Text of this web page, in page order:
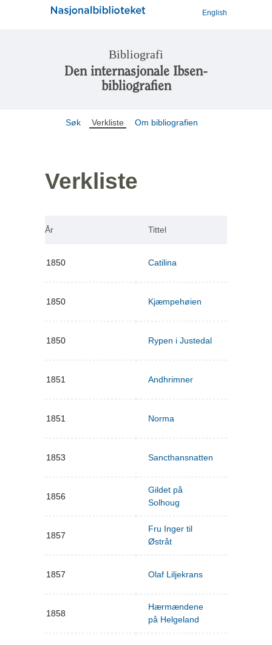
English
Bibliografi
Den internasjonale Ibsen-
bibliografien
Søk Verkliste Om bibliografien
Verkliste
År Tittel
1850 Catilina
1850 Kjæmpehøien
1850 Rypen i Justedal
1851 Andhrimner
1851 Norma
1853 Sancthansnatten
1856
Gildet på
Solhoug
1857
Fru Inger til
Østråt
1857 Olaf Liljekrans
1858
Hærmændene
på Helgeland